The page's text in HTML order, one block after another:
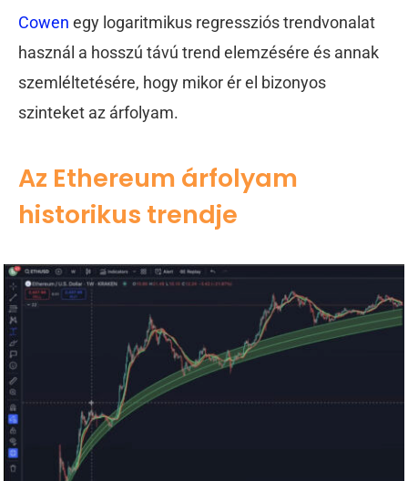
Cowen egy logaritmikus regressziós trendvonalat
használ a hosszú távú trend elemzésére és annak
szemléltetésére, hogy mikor ér el bizonyos
szinteket az árfolyam.
Az Ethereum árfolyam
historikus trendje